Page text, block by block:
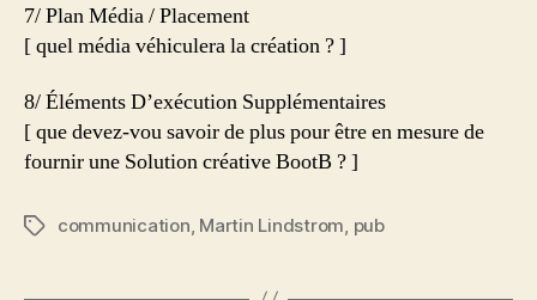
7/ Plan Média / Placement
[ quel média véhiculera la création ? ]
8/ Éléments D’exécution Supplémentaires
[ que devez-vou savoir de plus pour être en mesure de
fournir une Solution créative BootB ? ]
Étiquettes
communication, Martin Lindstrom, pub